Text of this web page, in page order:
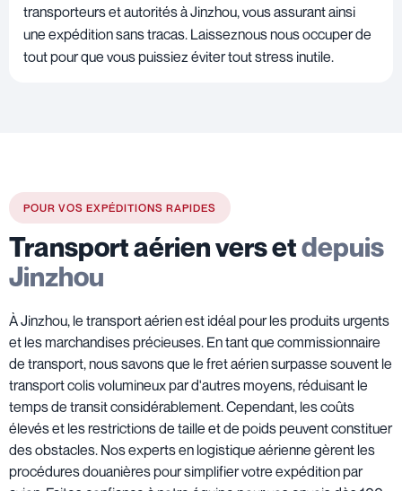
transporteurs et autorités à Jinzhou, vous assurant ainsi
une expédition sans tracas. Laisseznous nous occuper de
tout pour que vous puissiez éviter tout stress inutile.
POUR VOS EXPÉDITIONS RAPIDES
Transport aérien vers etdepuis
Jinzhou
À Jinzhou, le transport aérien est idéal pour les produits urgents
et les marchandises précieuses. En tant que commissionnaire
de transport, nous savons que le fret aérien surpasse souvent le
transport colis volumineux par d'autres moyens, réduisant le
temps de transit considérablement. Cependant, les coûts
élevés et les restrictions de taille et de poids peuvent constituer
des obstacles. Nos experts en logistique aérienne gèrent les
procédures douanières pour simplifier votre expédition par